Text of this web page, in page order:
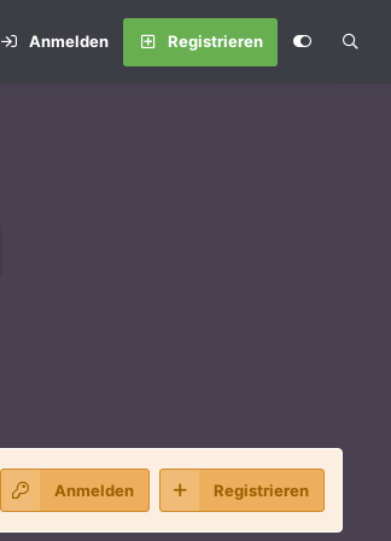
Anmelden Registrieren
Anmelden Registrieren